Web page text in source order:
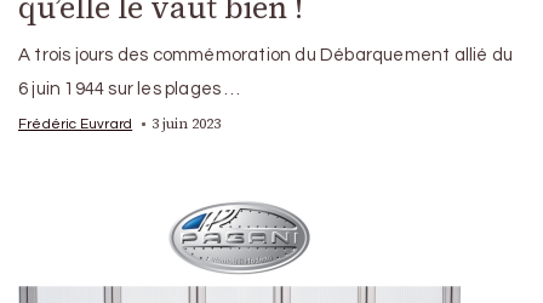
A trois jours des commémoration du Débarquement allié du
6 juin 1944 sur les plages …
Frédéric Euvrard 3 juin 2023